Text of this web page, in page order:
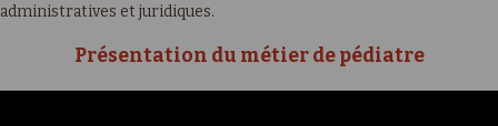
administratives et juridiques.
Présentation du métier de pédiatre